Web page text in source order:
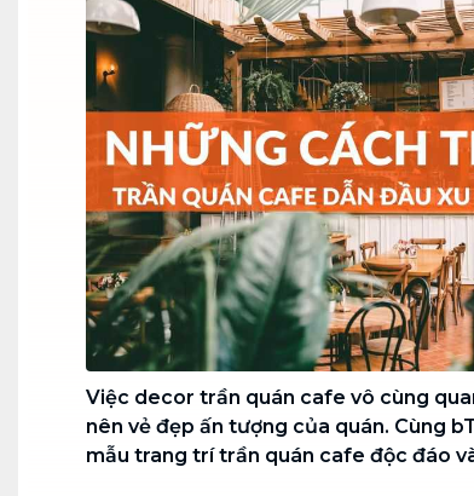
Chuyển nhà trọn gói, không lo dọn
dẹp nơi đi nơi đến
Vệ sinh công nghiệp NEW
Vệ sinh chuyên nghiệp cho văn
phòng, nhà xưởng, công trình lớn
Việc decor trần quán cafe vô cùng
nên vẻ đẹp ấn tượng của quán. Cùng
mẫu trang trí trần quán cafe độc đáo